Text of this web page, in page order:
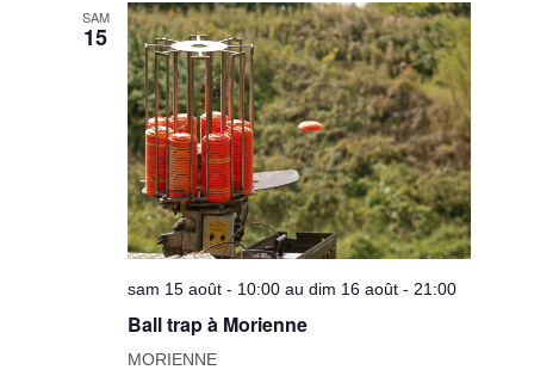
de
vues
SAM
15
sam 15 août - 10:00 au dim 16 août - 21:00
Ball trap à Morienne
MORIENNE